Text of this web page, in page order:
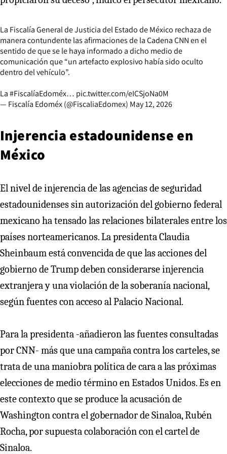
La Fiscalía General de Justicia del Estado de México rechaza de
manera contundente las afirmaciones de la Cadena CNN en el
sentido de que se le haya informado a dicho medio de
comunicación que “un artefacto explosivo había sido oculto
dentro del vehículo”.
La#FiscalíaEdoméx… pic.twitter.com/eICSjoNa0M
— Fiscalía Edoméx (@FiscaliaEdomex) May 12, 2026
Injerencia estadounidense en
México
El nivel de injerencia de las agencias de seguridad
estadounidenses sin autorización del gobierno federal
mexicano ha tensado las relaciones bilaterales entre los
países norteamericanos. La presidenta Claudia
Sheinbaum está convencida de que las acciones del
gobierno de Trump deben considerarse injerencia
extranjera y una violación de la soberanía nacional,
según fuentes con acceso al Palacio Nacional.
Para la presidenta -añadieron las fuentes consultadas
por CNN- más que una campaña contra los carteles, se
trata de una maniobra política de cara a las próximas
elecciones de medio término en Estados Unidos. Es en
este contexto que se produce la acusación de
Washington contra el gobernador de Sinaloa, Rubén
Rocha, por supuesta colaboración con el cartel de
Sinaloa.